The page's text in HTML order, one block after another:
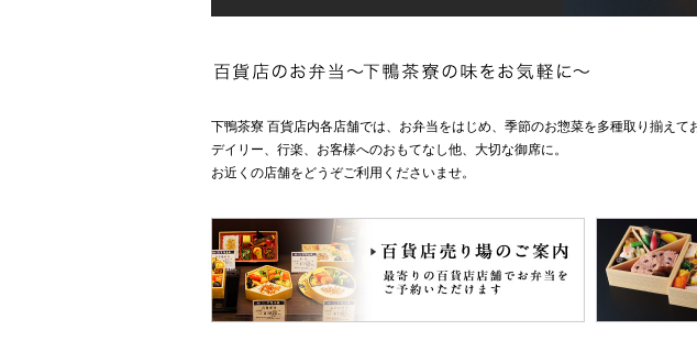
下鴨茶寮 百貨店内各店舗では、お弁当をはじめ、季節のお惣菜を多種取り揃えて
デイリー、行楽、お客様へのおもてなし他、大切な御席に。
お近くの店舗をどうぞご利用くださいませ。